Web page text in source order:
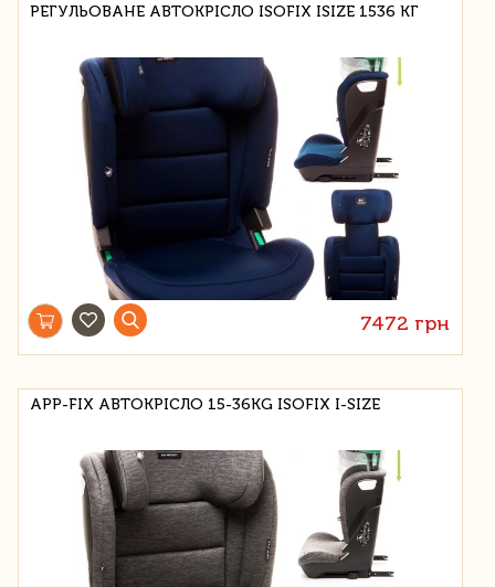
РЕГУЛЬОВАНЕ АВТОКРІСЛО ISOFIX ISIZE 1536 КГ
7472 грн
APP-FIX АВТОКРІСЛО 15-36KG ISOFIX I-SIZE